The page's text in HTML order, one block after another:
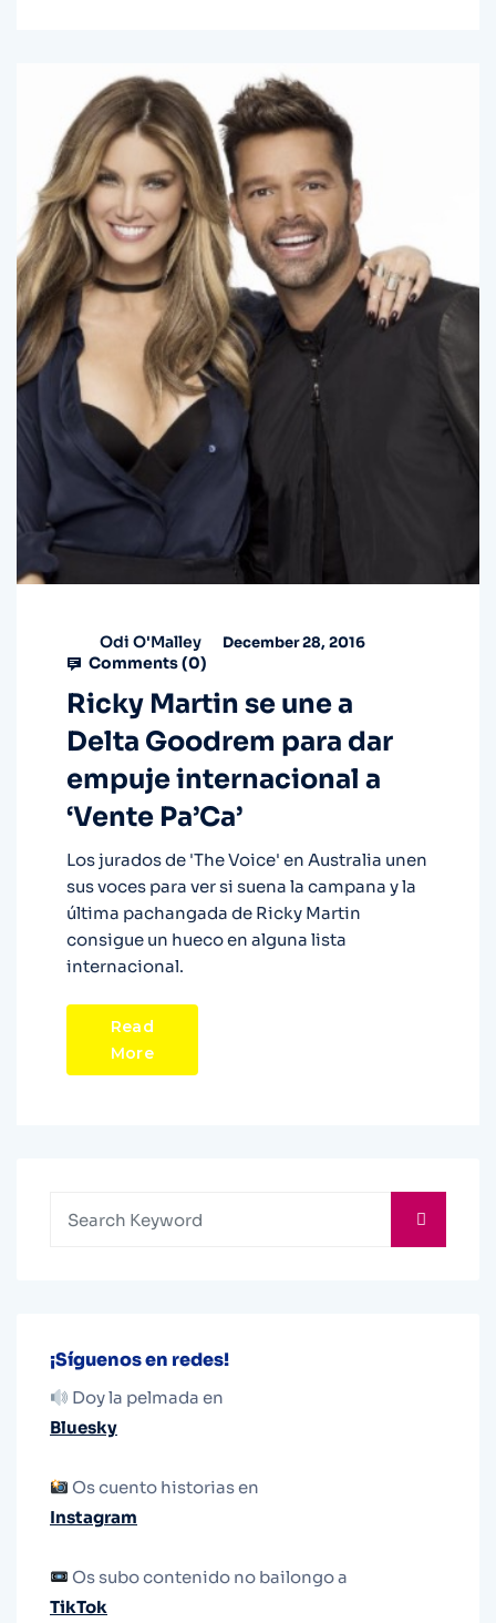
Odi O'Malley December 28, 2016
Comments (0)
Ricky Martin se une a
Delta Goodrem para dar
empuje internacional a
‘Vente Pa’Ca’
Los jurados de 'The Voice' en Australia unen
sus voces para ver si suena la campana y la
última pachangada de Ricky Martin
consigue un hueco en alguna lista
internacional.
Read
More
¡Síguenos en redes!
Doy la pelmada en
Bluesky
Os cuento historias en
Instagram
Os subo contenido no bailongo a
TikTok